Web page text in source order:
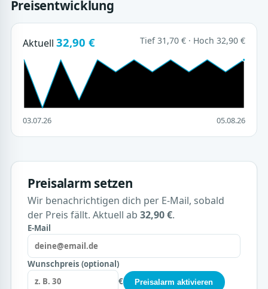
Preisentwicklung
Aktuell 32,90 € Tief 31,70 € · Hoch 32,90 €
03.07.26 05.08.26
Preisalarm setzen
Wir benachrichtigen dich per E-Mail, sobald
der Preis fällt. Aktuell ab 32,90 €.
E-Mail
Wunschpreis (optional)
€
Preisalarm aktivieren